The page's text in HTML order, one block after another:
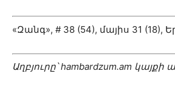
«Զանգ», # 38 (54), մայիս 31 (18),
Աղբյուրը՝ hambardzum.am կայքի